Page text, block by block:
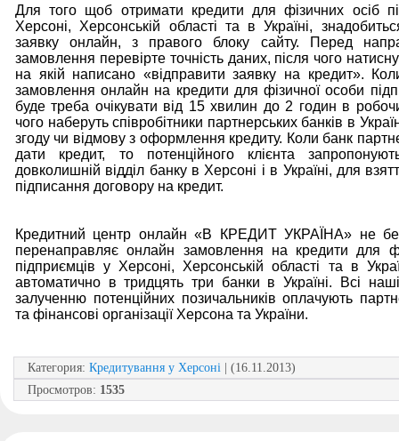
Для того щоб отримати кредити для фізичних осіб
Херсоні, Херсонській області та в Україні,
заявку онлайн, з правого блоку сайту. Перед
замовлення перевірте точність даних, після чого
на якій написано «відправити заявку на кредит».
замовлення онлайн на кредити для фізичної особи
буде треба очікувати від 15 хвилин до 2 годин в
чого наберуть співробітники партнерських банків в
згоду чи відмову з оформлення кредиту. Коли банк
дати кредит, то потенційного клієнта
довколишній відділ банку в Херсоні і в Україні, для
підписання договору на кредит.
Кредитний центр онлайн «В КРЕДИТ УКРАЇНА» не
перенаправляє онлайн замовлення на кредити для
підприємців у Херсоні, Херсонській області та в
автоматично в тридцять три банки в Україні. Всі
залученню потенційних позичальників оплачують
та фінансові організації Херсона та України.
Категория: Кредитування у Херсоні | (16.11.2013)
Просмотров: 1535